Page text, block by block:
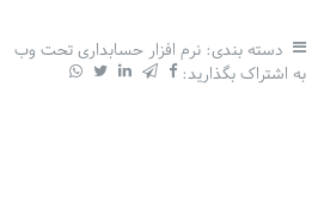
دسته بندی: نرم افزار حسابداری تحت وب
به اشتراک بگذارید: